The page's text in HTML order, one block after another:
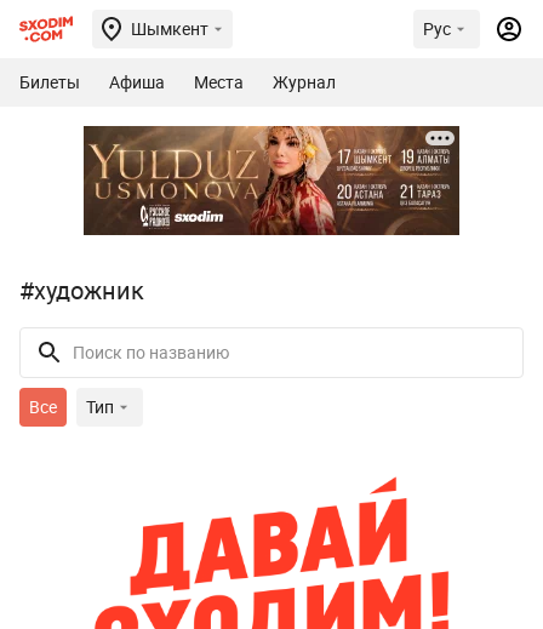
Шымкент Рус
Билеты Афиша Места Журнал
#художник
Все Тип